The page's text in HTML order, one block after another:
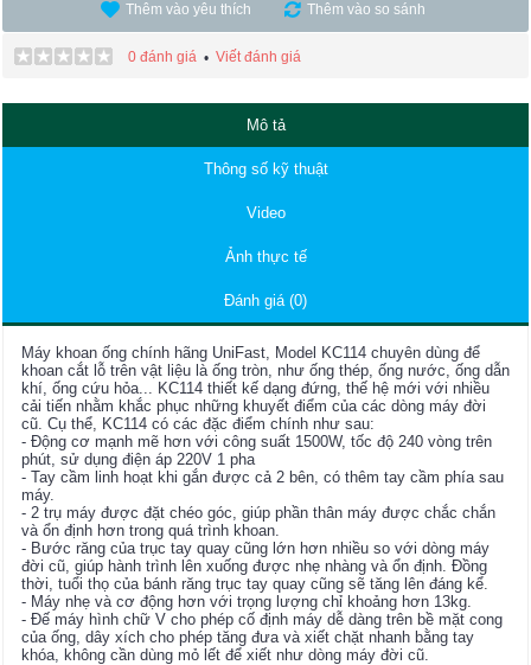
Thêm vào yêu thích Thêm vào so sánh
0 đánh giá • Viết đánh giá
Mô tả
Thông số kỹ thuật
Video
Ảnh thực tế
Đánh giá (0)
Máy khoan ống chính hãng UniFast, Model KC114 chuyên dùng để
khoan cắt lỗ trên vật liệu là ống tròn, như ống thép, ống nước, ống dẫn
khí, ống cứu hỏa... KC114 thiết kế dạng đứng, thế hệ mới với nhiều
cải tiến nhằm khắc phục những khuyết điểm của các dòng máy đời
cũ. Cụ thể, KC114 có các đặc điểm chính như sau:
- Động cơ mạnh mẽ hơn với công suất 1500W, tốc độ 240 vòng trên
phút, sử dụng điện áp 220V 1 pha
- Tay cầm linh hoạt khi gắn được cả 2 bên, có thêm tay cầm phía sau
máy.
- 2 trụ máy được đặt chéo góc, giúp phần thân máy được chắc chắn
và ổn định hơn trong quá trình khoan.
- Bước răng của trục tay quay cũng lớn hơn nhiều so với dòng máy
đời cũ, giúp hành trình lên xuống được nhẹ nhàng và ổn định. Đồng
thời, tuổi thọ của bánh răng trục tay quay cũng sẽ tăng lên đáng kể.
- Máy nhẹ và cơ động hơn với trọng lượng chỉ khoảng hơn 13kg.
- Đế máy hình chữ V cho phép cố định máy dễ dàng trên bề mặt cong
của ống, dây xích cho phép tăng đưa và xiết chặt nhanh bằng tay
khóa, không cần dùng mỏ lết để xiết như dòng máy đời cũ.